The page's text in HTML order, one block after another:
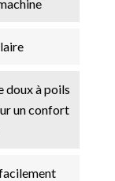
doux à poils
un confort